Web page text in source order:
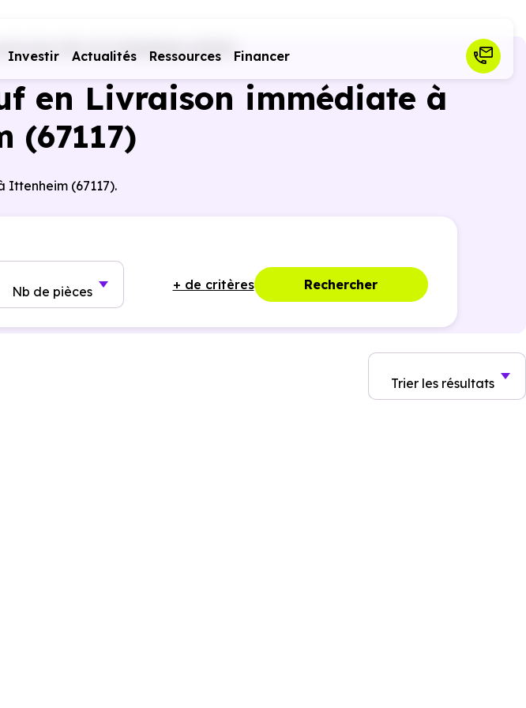
Investir Actualités Ressources Financer
Bas-Rhin (67) Ittenheim (67117)
en Livraison immédiate à
(67117)
Ittenheim (67117).
Nb de pièces + de critères Rechercher
Trier les résultats